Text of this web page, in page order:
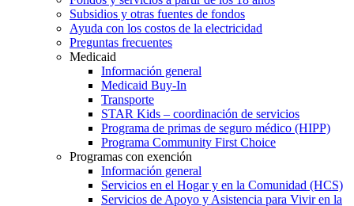
Subsidios y otras fuentes de fondos
Ayuda con los costos de la electricidad
Preguntas frecuentes
Medicaid
Información general
Medicaid Buy-In
Transporte
STAR Kids – coordinación de servicios
Programa de primas de seguro médico (HIPP)
Programa Community First Choice
Programas con exención
Información general
Servicios en el Hogar y en la Comunidad (HCS)
Servicios de Apoyo y Asistencia para Vivir en la